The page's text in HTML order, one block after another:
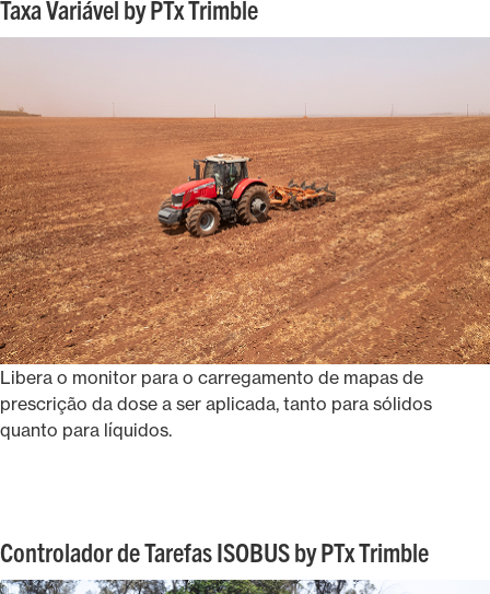
Taxa Variável by PTx Trimble
Libera o monitor para o carregamento de mapas de
prescrição da dose a ser aplicada, tanto para sólidos
quanto para líquidos. ​
Controlador de Tarefas ISOBUS by PTx Trimble​